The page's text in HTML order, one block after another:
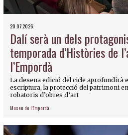
20.07.2026
Dalí serà un dels
temporada d’Històries de
l’Empordà
La desena edició del cicle aprofundirà
escriptura, la protecció del patrimoni
robatoris d’obres d’art
Museu de l'Empordà